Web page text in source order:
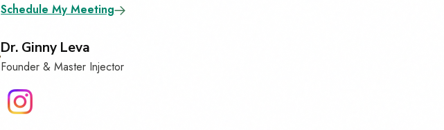
Schedule My Meeting
Dr. Ginny Leva
Founder & Master Injector